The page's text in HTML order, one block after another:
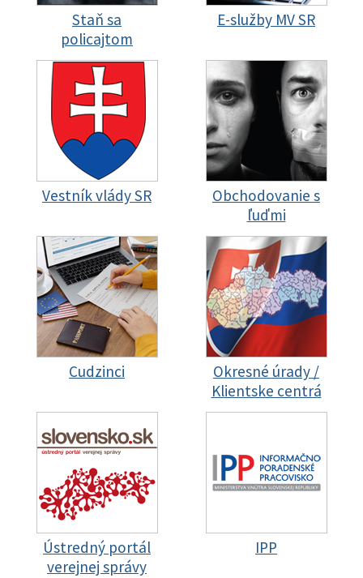
Staň sa
policajtom
E-služby MV SR
Vestník vlády SR
Obchodovanie s
ľuďmi
Cudzinci
Okresné úrady /
Klientske centrá
Ústredný portál
verejnej správy
IPP